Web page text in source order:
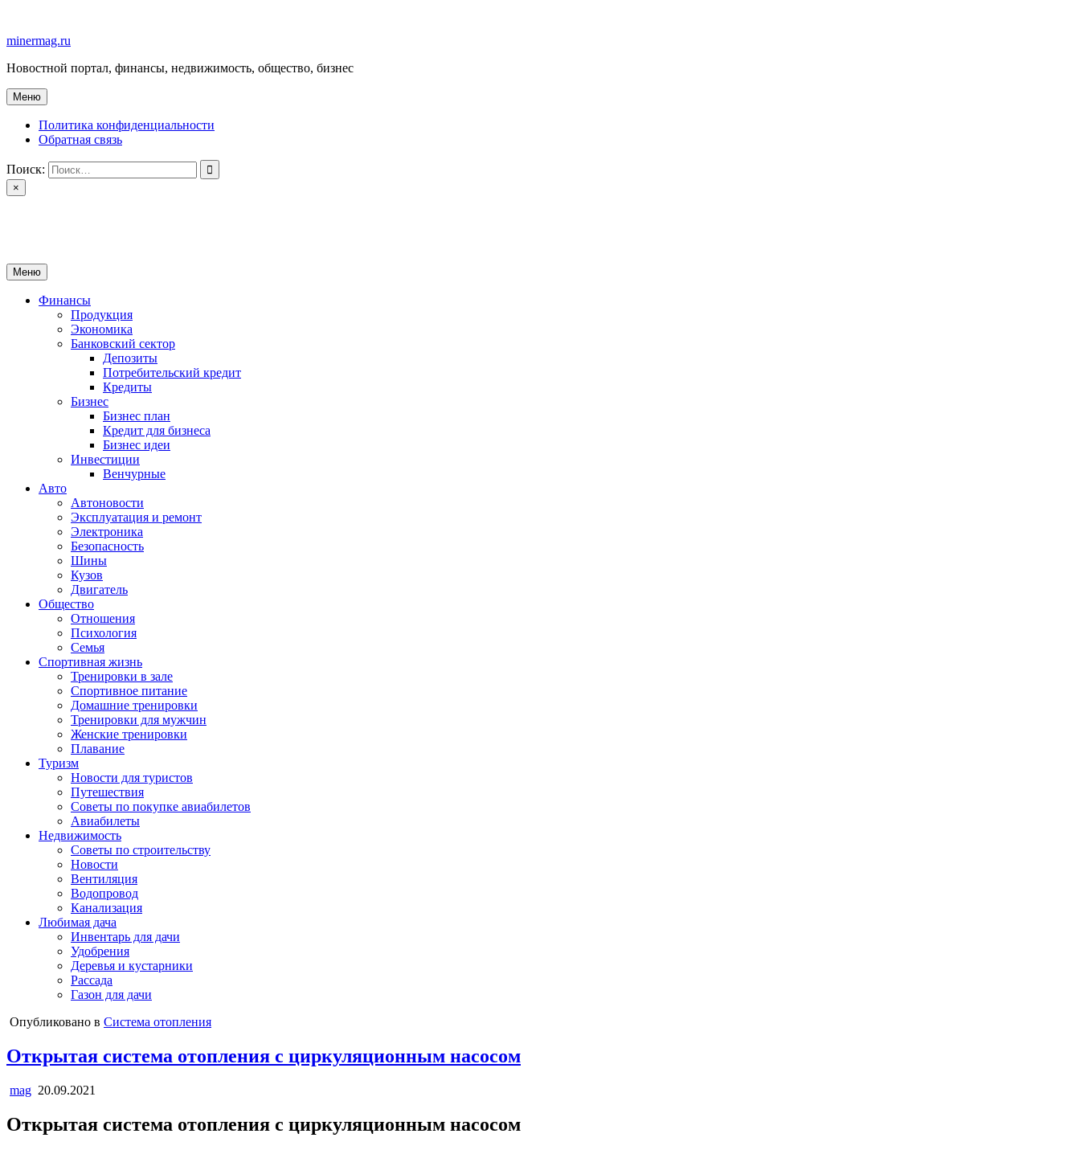
содержимому
minermag.ru
Новостной портал, финансы, недвижимость, общество, бизнес
Меню
Политика конфиденциальности
Обратная связь
Поиск:
×
Меню
Финансы
Продукция
Экономика
Банковский сектор
Депозиты
Потребительский кредит
Кредиты
Бизнес
Бизнес план
Кредит для бизнеса
Бизнес идеи
Инвестиции
Венчурные
Авто
Автоновости
Эксплуатация и ремонт
Электроника
Безопасность
Шины
Кузов
Двигатель
Общество
Отношения
Психология
Семья
Спортивная жизнь
Тренировки в зале
Спортивное питание
Домашние тренировки
Тренировки для мужчин
Женские тренировки
Плавание
Туризм
Новости для туристов
Путешествия
Советы по покупке авиабилетов
Авиабилеты
Недвижимость
Советы по строительству
Новости
Вентиляция
Водопровод
Канализация
Любимая дача
Инвентарь для дачи
Удобрения
Деревья и кустарники
Рассада
Газон для дачи
Опубликовано в Система отопления
Открытая система отопления с циркуляционным насосом
mag 20.09.2021
Открытая система отопления с циркуляционным насосом